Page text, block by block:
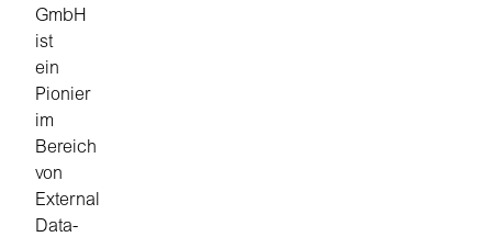
GmbH
ist
ein
Pionier
im
Bereich
von
External
Data-